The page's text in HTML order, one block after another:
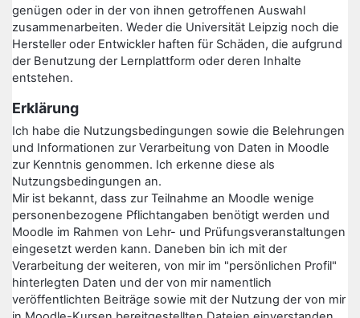
genügen oder in der von ihnen getroffenen Auswahl
zusammenarbeiten. Weder die Universität Leipzig noch die
Hersteller oder Entwickler haften für Schäden, die aufgrund
der Benutzung der Lernplattform oder deren Inhalte
entstehen.
Erklärung
Ich habe die Nutzungsbedingungen sowie die Belehrungen
und Informationen zur Verarbeitung von Daten in Moodle
zur Kenntnis genommen. Ich erkenne diese als
Nutzungsbedingungen an.
Mir ist bekannt, dass zur Teilnahme an Moodle wenige
personenbezogene Pflichtangaben benötigt werden und
Moodle im Rahmen von Lehr- und Prüfungsveranstaltungen
eingesetzt werden kann. Daneben bin ich mit der
Verarbeitung der weiteren, von mir im "persönlichen Profil"
hinterlegten Daten und der von mir namentlich
veröffentlichten Beiträge sowie mit der Nutzung der von mir